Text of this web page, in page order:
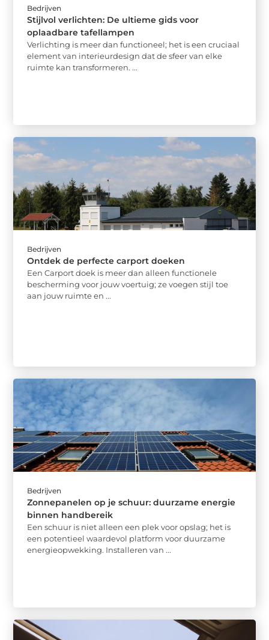
Bedrijven
Stijlvol verlichten: De ultieme gids voor
oplaadbare tafellampen
Verlichting is meer dan functioneel; het is een cruciaal
element van interieurdesign dat de sfeer van elke
ruimte kan transformeren. ...
Bedrijven
Ontdek de perfecte carport doeken
Een Carport doek is meer dan alleen functionele
bescherming voor jouw voertuig; ze voegen stijl toe
aan jouw ruimte en ...
Bedrijven
Zonnepanelen op je schuur: duurzame energie
binnen handbereik
Een schuur is niet alleen een plek voor opslag; het is
een potentieel waardevol platform voor duurzame
energieopwekking. Installeren van ...